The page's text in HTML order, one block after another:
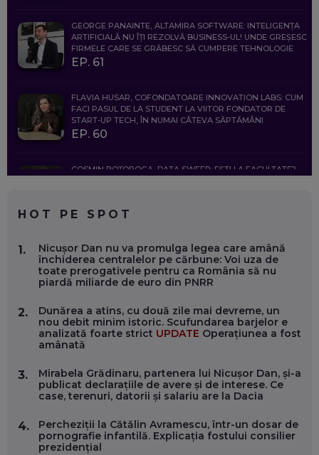
GEORGE PANAINTE, ALTAMIRA SOFTWARE: INTELIGENȚA
ARTIFICIALĂ NU ÎȚI REZOLVĂ BUSINESS-UL! UNDE GREȘESC
FIRMELE CARE SE GRĂBESC SĂ CUMPERE TEHNOLOGIE
EP. 61
FLAVIA HUSAR, COFONDATOARE INNOVATION LABS: CUM
FACI PASUL DE LA STUDENT LA VIITOR FONDATOR DE
START-UP TECH, ÎN NUMAI CÂTEVA SĂPTĂMÂNI
EP. 60
COSMIN BOȚOROGA, DATA SWEEP: EȘTI LA FACULTATE?
FOLOSEȘTI TEHNOLOGIA CA SĂ FII MAI BUN LA JOB. ȘI CUM
SE VA SCHIMBA MUNCA, ÎN URMĂTORII ANI
EP. 58
MARIUS PAȘCULEA, COFONDATOR AL KULTH: CUM
FOLOSEȘTI TEHNOLOGIA CA SĂ ÎȚI DESCHIZI DRUMUL
CĂTRE ARTĂ, LA NIVEL GLOBAL
EP. 57
ANDREI AVĂDANEI, BIT SENTINEL: CUM ÎȚI PROTEJEZI
EFICIENT VIAȚA ONLINE. ȘI CARE SUNT PRIMII PAȘI ÎNTR-O
EP. 56
HOT PE SPOT
1.
Nicușor Dan nu va promulga legea care amână
închiderea centralelor pe cărbune: Voi uza de
toate prerogativele pentru ca România să nu
piardă miliarde de euro din PNRR
2.
Dunărea a atins, cu două zile mai devreme, un
nou debit minim istoric. Scufundarea barjelor e
analizată foarte strict UPDATE Operațiunea a fost
amânată
3.
Mirabela Grădinaru, partenera lui Nicușor Dan, și-a
publicat declarațiile de avere și de interese. Ce
case, terenuri, datorii și salariu are la Dacia
4.
Percheziții la Cătălin Avramescu, într-un dosar de
pornografie infantilă. Explicația fostului consilier
prezidențial